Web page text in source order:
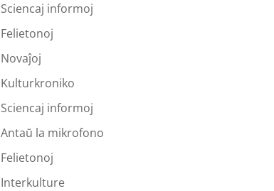
Sciencaj informoj
Felietonoj
Novaĵoj
Kulturkroniko
Sciencaj informoj
Antaŭ la mikrofono
Felietonoj
Interkulture